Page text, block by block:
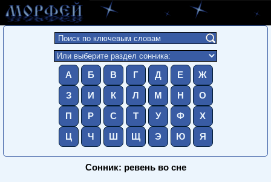
А Б В Г Д Е Ж
З И К Л М Н О
П Р С Т У Ф Х
Ц Ч Ш Щ Э Ю Я
Сонник: ревень во сне